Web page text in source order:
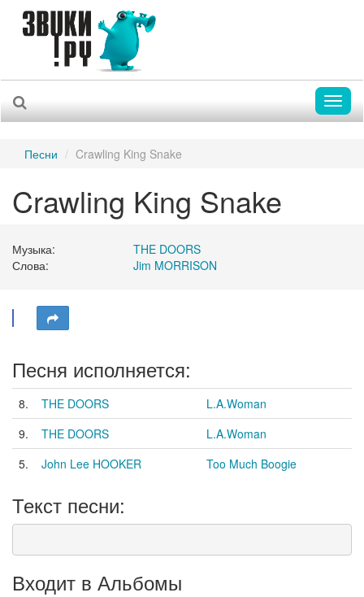
Песни Crawling King Snake
Crawling King Snake
Музыка:
THE DOORS
Слова:
Jim MORRISON
Песня исполняется:
8. THE DOORS
L.A.Woman
9.
THE DOORS
L.A.Woman
5.
John Lee HOOKER Too Much Boogie
Текст песни:
Входит в Альбомы